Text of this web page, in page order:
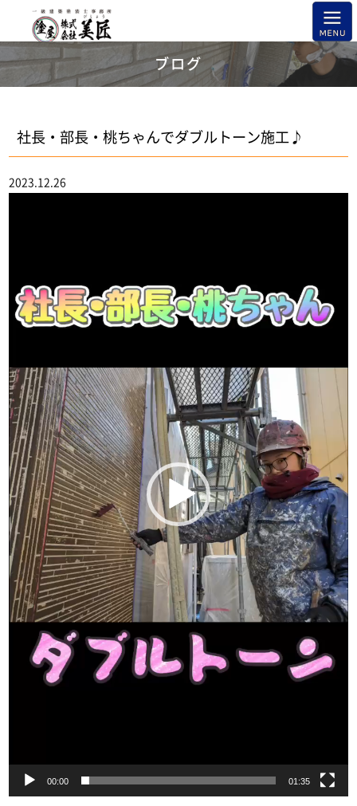
ブログ
社長・部長・桃ちゃんでダブルトーン施工♪
2023.12.26
ヤ
ー
00:00 01:35